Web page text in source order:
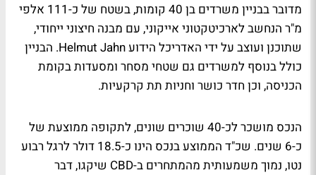
מדובר בבניין משרדים בן 40 קומות, בשטח של כ-111 אלפי
מ"ר הנחשב לארכיטקטוני אייקוני, עם מבנה חיצוני ייחודי,
שתוכנן ועוצב על ידי האדריכל הידוע Helmut Jahn. הבניין
כולל בנוסף למשרדים גם שטחי מסחר ומסעדות בקומת
הכניסה, וכן חדר כושר וחניות תת קרקעיות.
הנכס מושכר לכ-40 שוכרים שונים, לתקופה ממוצעת של
כ-6 שנים. שכ"ד הממוצע בנכס הינו כ-18.5 דולר לרגל רבוע
נטו, נמוך משמעותית מהמתחרים ב-CBD שיקגו, דבר